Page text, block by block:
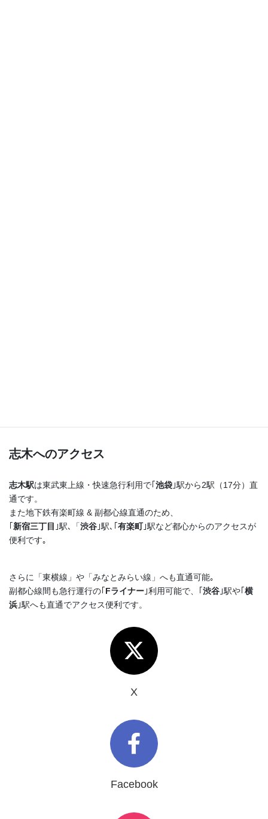
志木へのアクセス
志木駅は東武東上線・快速急行利用で｢ 池袋 ｣駅から2駅（17分）直
通です。
また地下鉄有楽町線 & 副都心線直通のため、
新宿三丁目 ｣駅､「渋谷 ｣駅､｢ 有楽町｣駅など都心からのアクセスが
便利です｡
さらに「東横線」や「みなとみらい線」へも直通可能｡
副都心線間も急行運行の｢ Fライナー ｣利用可能で、｢ 渋谷 ｣駅や｢ 横
浜 ｣駅へも直通でアクセス便利です。
X
Facebook